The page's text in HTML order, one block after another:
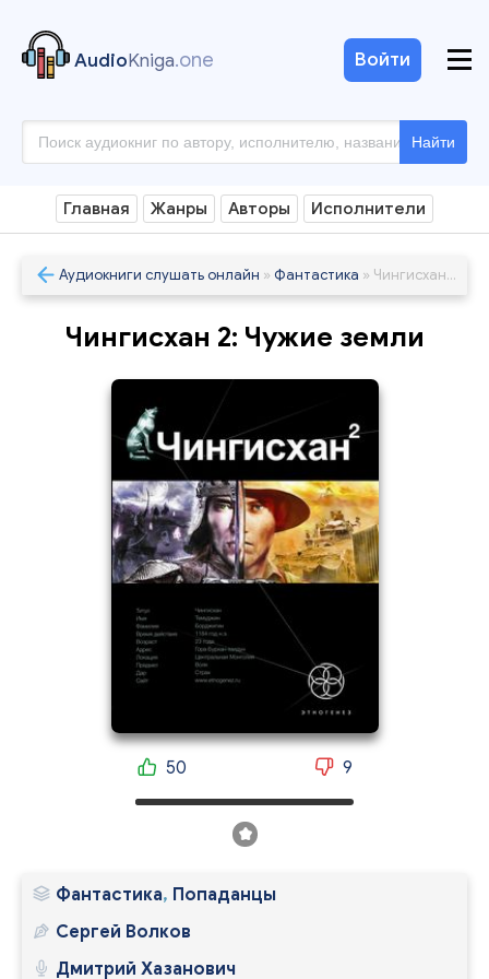
AudioKniga.one
Найти
Войти
Главная Жанры Авторы Исполнители
Аудиокниги слушать онлайн » Фантастика » Чингисхан 2: Чужие земли
Чингисхан 2: Чужие земли
50 9
Фантастика, Попаданцы
Сергей Волков
Дмитрий Хазанович